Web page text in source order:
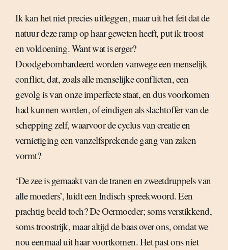
Ik kan het niet precies uitleggen, maar uit het feit dat de
natuur deze ramp op haar geweten heeft, put ik troost
en voldoening. Want wat is erger?
Doodgebombardeerd worden vanwege een menselijk
conflict, dat, zoals alle menselijke conflicten, een
gevolg is van onze imperfecte staat, en dus voorkomen
had kunnen worden, of eindigen als slachtoffer van de
schepping zelf, waarvoor de cyclus van creatie en
vernietiging een vanzelfsprekende gang van zaken
vormt?
‘De zee is gemaakt van de tranen en zweetdruppels van
alle moeders’, luidt een Indisch spreekwoord. Een
prachtig beeld toch? De Oermoeder; soms verstikkend,
soms troostrijk, maar altijd de baas over ons, omdat we
nou eenmaal uit haar voortkomen. Het past ons niet